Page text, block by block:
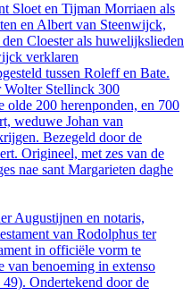
Sloet en Tijman Morriaen als
en Albert van Steenwijck,
Cloester als huwelijkslieden
verklaren
tussen Roleff en Bate.
Stellinck 300
olde 200 herenponden, en 700
weduwe Johan van
Bezegeld door de
Origineel, met zes van de
nae sant Margarieten daghe
Augustijnen en notaris,
van Rodolphus ter
in officiële vorm te
van benoeming in extenso
Ondertekend door de